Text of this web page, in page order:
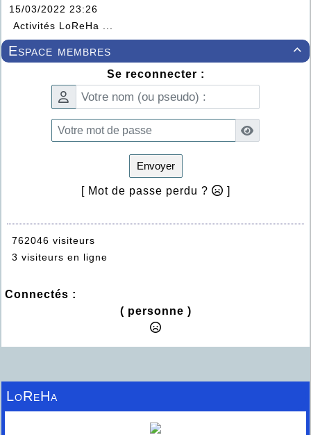
15/03/2022 23:26
Activités LoReHa ...

Espace membres
Se reconnecter :
Envoyer
[ Mot de passe perdu ? ]
762046 visiteurs
3 visiteurs en ligne
Connectés :
( personne )
LoReHa